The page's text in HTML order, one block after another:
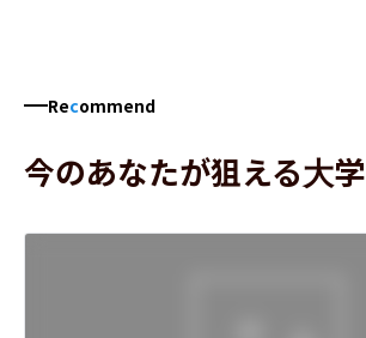
Recommend
今のあなたが狙える大学